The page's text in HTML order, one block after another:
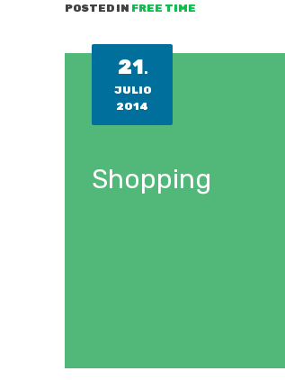
POSTED IN FREE TIME
21.
JULIO
2014
Shopping